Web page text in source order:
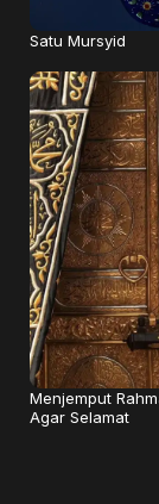
Satu Mursyid
Menjemput
Agar Selamat